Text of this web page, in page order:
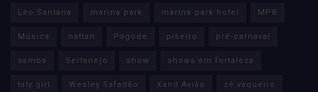
Léo Santana marina park marina park hotel MPB
Música nattan Pagode piseiro pré-carnaval
samba Sertanejo show shows em fortaleza
taty girl Wesley Safadão Xand Avião zé vaqueiro